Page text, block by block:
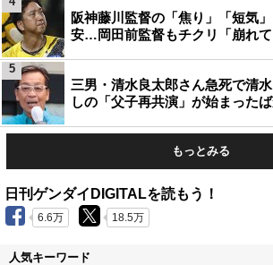
阪神藤川監督の「焦り」「短気
安…岡田前監督もチクリ「崩れて
三男・清水良太郎さん急死で清
しの「父子再共演」が始まった
5
もっとみる
日刊ゲンダイDIGITALを読もう！
6.6万 18.5万
人気キーワード